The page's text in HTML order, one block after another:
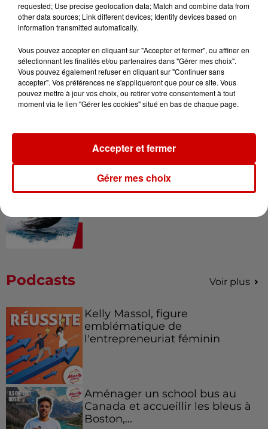
Gagnez vos entrées pour le
Musée du Sport Automobile au
Alouette vous invite à
Futuroscope Xperiences !
Le Duel - Gagnez votre balade
en jet ski !
Podcasts Voir plus
Kelly Massol, figure
emblématique de
l'entrepreneuriat féminin
Aménager un school bus au
Canada et accueillir les bleus à
Boston,...
requested; Use precise geolocation data; Match and combine data from
other data sources; Link different devices; Identify devices based on
information transmitted automatically.
Vous pouvez accepter en cliquant sur "Accepter et fermer", ou affiner en
sélectionnant les finalités et/ou partenaires dans "Gérer mes choix".
Vous pouvez également refuser en cliquant sur "Continuer sans
accepter". Vos préférences ne s'appliqueront que pour ce site. Vous
pouvez mettre à jour vos choix, ou retirer votre consentement à tout
moment via le lien "Gérer les cookies" situé en bas de chaque page.
Gérer mes choix
Accepter et fermer